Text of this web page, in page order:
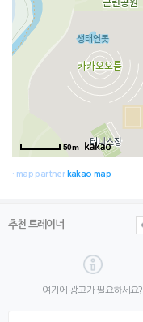
50m
· map partner kakao map
추천 트레이너
여기에 광고가 필요하세요?